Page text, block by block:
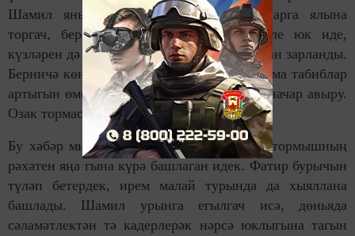
Шамил янына кертмәделәр дә. Табибларга ялына
торгач, берсе риза булды. Иремнең хәле юк иде,
күзләрен дә ача алмый. Сулыш ала алмаудан зарланды.
Берничә көннән аны өйгә чыгардылар. Әмма табиблар
артыгын өметләндермәде. "Апа, ирегездә начар авыру.
Озак тормас", диделәр.
Бу хәбәр мине аяктан ега язды. Әле бит тормышның
рәхәтен яңа гына күрә башлаган идек. Фатир бурычын
түләп бетердек, ирем малай турында да хыяллана
башлады. Шамил урынга егылгач исә, дөнья­да
сәламәтлектән тә кадерлерәк нәрсә юклыгына тагын